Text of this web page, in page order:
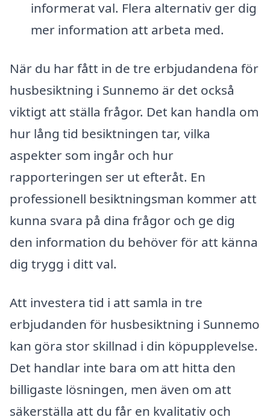
informerat val. Flera alternativ ger dig
mer information att arbeta med.
När du har fått in de tre erbjudandena för
husbesiktning i Sunnemo är det också
viktigt att ställa frågor. Det kan handla om
hur lång tid besiktningen tar, vilka
aspekter som ingår och hur
rapporteringen ser ut efteråt. En
professionell besiktningsman kommer att
kunna svara på dina frågor och ge dig
den information du behöver för att känna
dig trygg i ditt val.
Att investera tid i att samla in tre
erbjudanden för husbesiktning i Sunnemo
kan göra stor skillnad i din köpupplevelse.
Det handlar inte bara om att hitta den
billigaste lösningen, men även om att
säkerställa att du får en kvalitativ och